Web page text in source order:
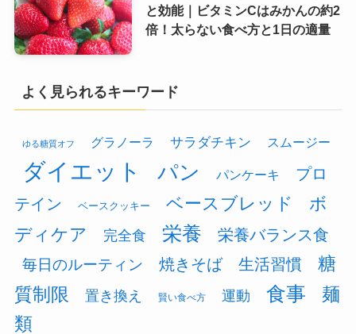
と効能｜ビタミンCはみかんの約2
倍！太らない食べ方と1日の適量
よく見られるキーワード
ゆる糖質オフ グラノーラ サラダチキン スムージー
ダイエット パン パンケーキ
プロ
テイン
ベースクッキー ベースブレッド
ボ
ディケア
完全食 栄養 栄養バランス食
毎日のルーティン 焼きそば 生活習慣
糖
質制限
置き換え 賢い食べ方 運動 食事
麺
類